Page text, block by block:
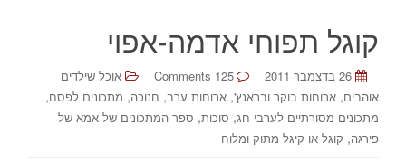
קוגל תפוחי אדמה-אפוי
26 בדצמבר 2011 125 Comments
אוכל שילדים
אוהבים, ארוחות בוקר ובראנץ', ארוחות ערב, חנוכה, מתכונים לפסח,
מתכונים מסורתיים לערבי חג, סוכות, ספר המתכונים של אמא של
פירגה, קוגל או קיגל מתוק ומלוח